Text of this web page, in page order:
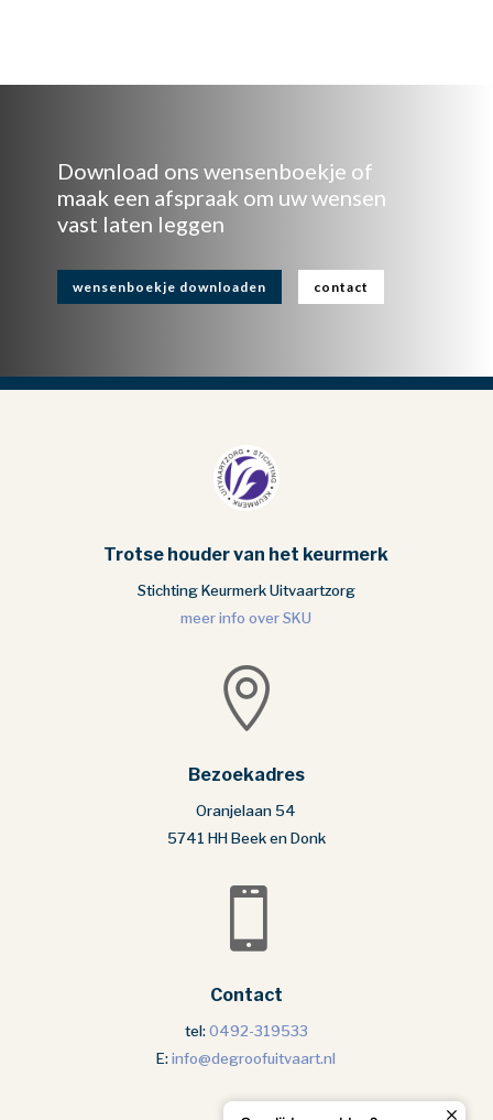
Download ons wensenboekje of
maak een afspraak om uw wensen
vast laten leggen
wensenboekje downloaden contact
Trotse houder van het keurmerk
Stichting Keurmerk Uitvaartzorg
meer info over SKU

Bezoekadres
Oranjelaan 54
5741 HH Beek en Donk

Contact
tel:0492-319533
E:info@degroofuitvaart.nl